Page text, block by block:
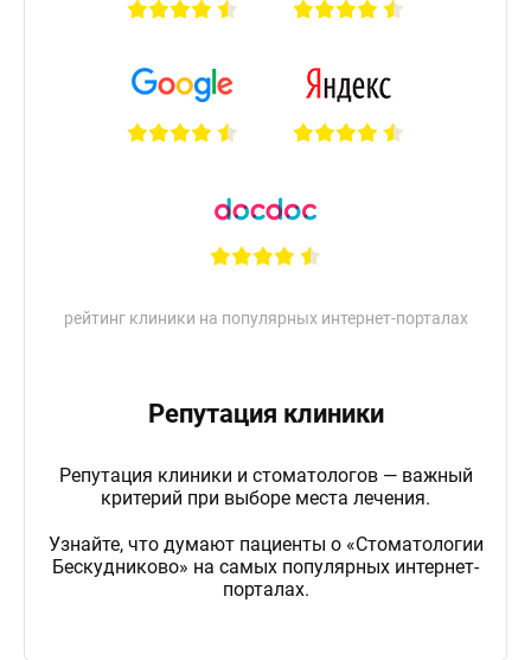
рейтинг клиники на популярных интернет-порталах
Репутация клиники
Репутация клиники и стоматологов — важный
критерий при выборе места лечения.
Узнайте, что думают пациенты о «Стоматологии
Бескудниково» на самых популярных интернет-
порталах.